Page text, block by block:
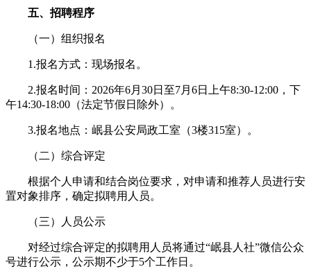
五、招聘程序
（一）组织报名
1.报名方式：现场报名。
2.报名时间：2026年6月30日至7月6日上午8:30-12:00，下
午14:30-18:00（法定节假日除外）。
3.报名地点：岷县公安局政工室（3楼315室）。
（二）综合评定
根据个人申请和结合岗位要求，对申请和推荐人员进行安
置对象排序，确定拟聘用人员。
（三）人员公示
对经过综合评定的拟聘用人员将通过“岷县人社”微信公众
号进行公示，公示期不少于5个工作日。